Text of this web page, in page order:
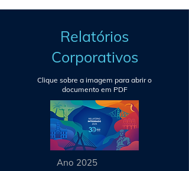
Relatórios
Corporativos
Clique sobre a imagem para abrir o
documento em PDF
Ano 2025